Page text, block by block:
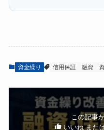
資金繰り 信用保証 融資
この記事
いいね また